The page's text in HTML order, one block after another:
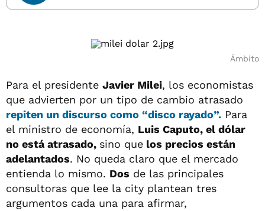
Ámbito
Para el presidente Javier Milei, los economistas
que advierten por un tipo de cambio atrasado
repiten un discurso como “disco rayado”. Para
el ministro de economía, Luis Caputo, el dólar
no está atrasado, sino que los precios están
adelantados. No queda claro que el mercado
entienda lo mismo. Dos de las principales
consultoras que lee la city plantean tres
argumentos cada una para afirmar,